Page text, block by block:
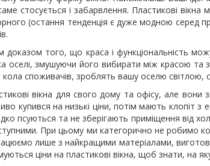
стосується і забарвлення. Пластикові
(остання тенденція є дуже модною серед
доказом того, що краса і функціональність
оселі, змушуючи його вибирати між красою та
кола споживачів, зроблять вашу оселю
вікна для свого дому та офісу, але вони
купився на низькі ціни, потім мають клопіт
псуються та не зберігають приміщення від
При цьому ми категорично не робимо
лише з найкращими матеріалами,
ціни на пластикові вікна, щоб знати, на